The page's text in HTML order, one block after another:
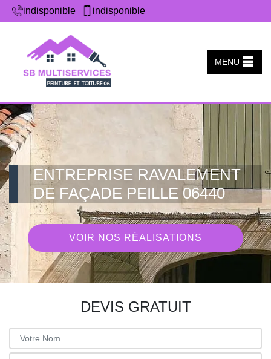
indisponible indisponible
MENU
ENTREPRISE RAVALEMENT
DE FAÇADE PEILLE 06440
VOIR NOS RÉALISATIONS
DEVIS GRATUIT